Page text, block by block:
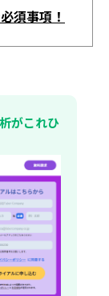
須事項！
がこれひ